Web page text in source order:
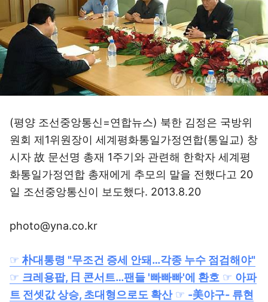
(평양 조선중앙통신=연합뉴스) 북한 김정은 국방위
원회 제1위원장이 세계평화통일가정연합(통일교) 창
시자 故 문선명 총재 1주기와 관련해 한학자 세계평
화통일가정연합 총재에게 추모의 말을 전했다고 20
일 조선중앙통신이 보도했다. 2013.8.20
photo@yna.co.kr
☞朴대통령 "무조건 증세 안돼…각종 누수 점검해야"
☞ 크레용팝, 日 콘서트…팬들 '빠빠빠'에 환호 ☞ 아파
트 전셋값 상승, 초대형으로도 확산 ☞ -美야구- 류현